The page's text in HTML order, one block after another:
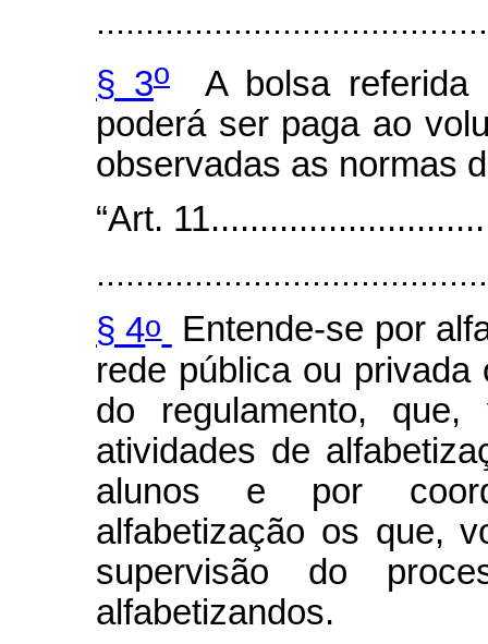
§ 3oA bolsa referida
poderá ser paga ao
observadas as normas
“Art.
§ 4o
Entende-se por
rede pública ou
do regulamento, que,
atividades de
alunos e por
alfabetização os que,
supervisão do
alfabetizandos.